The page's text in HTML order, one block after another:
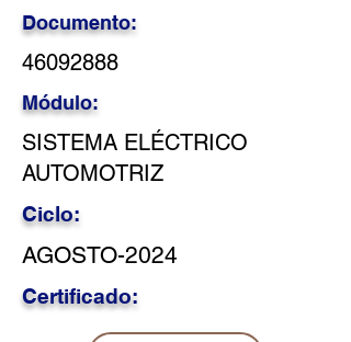
Documento:
46092888
Módulo:
SISTEMA ELÉCTRICO
AUTOMOTRIZ
Ciclo:
AGOSTO-2024
Certificado: